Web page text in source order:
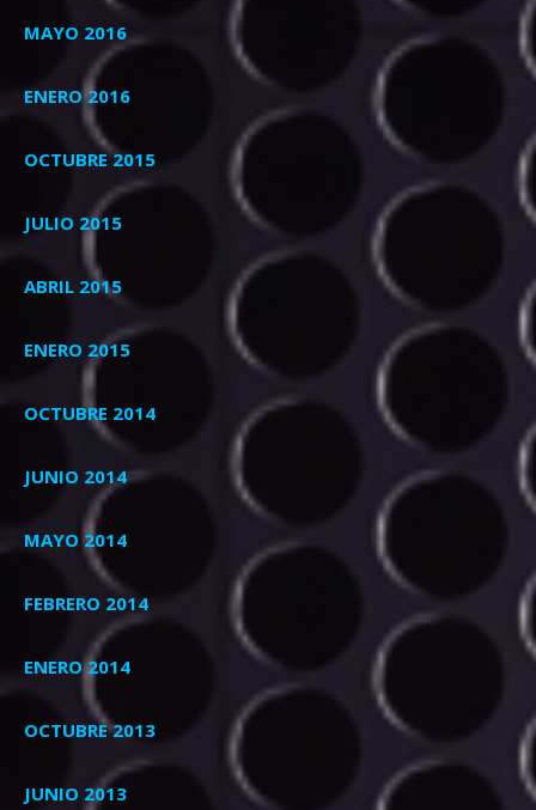
MAYO 2016
ENERO 2016
OCTUBRE 2015
JULIO 2015
ABRIL 2015
ENERO 2015
OCTUBRE 2014
JUNIO 2014
MAYO 2014
FEBRERO 2014
ENERO 2014
OCTUBRE 2013
JUNIO 2013